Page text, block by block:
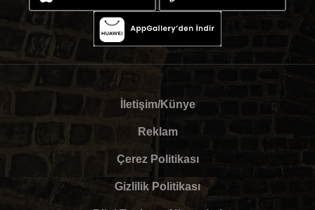
İletişim/Künye
Reklam
Çerez Politikası
Gizlilik Politikası